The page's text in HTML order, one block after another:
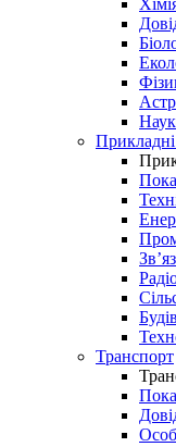
Транспорт